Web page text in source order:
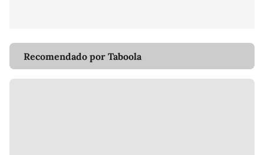
Recomendado por Taboola